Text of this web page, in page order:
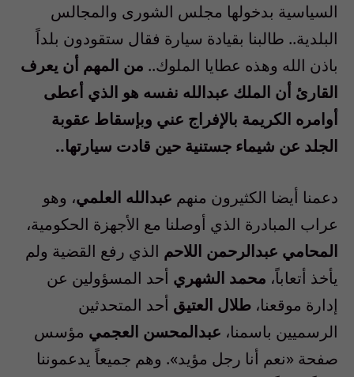
السياسية بدخولها مجلس الشورى والمجالس
البلدية.. طالبنا بقيادة سيارة فقال ستقودون بلداً
باذن الله وهذه عطايا الملوك.. من المهم أن يعرف
القارئ أن الملك عبدالله نفسه هو الذي أعطى
أوامره الكريمة بالإفراج عني وبإسقاط عقوبة
الجلد عن شيماء جستنية حين قادت سيارتها..
دعمنا أيضا الكثيرون منهم عبدالله العلمي، وهو
عراب المبادرة الذي أوصلنا مع الأجهزة الحكومية،
المحامي عبدالرحمن اللاحم الذي رفع القضية ولم
يأخذ أتعاباً، محمد الشهري أحد المسؤولين عن
إدارة موقعنا، طلال العتيق أحد المتحدثين
الرسميين باسمنا، عبدالمحسن العجمي مؤسس
صفحة «نعم أنا رجل مؤيد». وهم جميعاً يدعموننا